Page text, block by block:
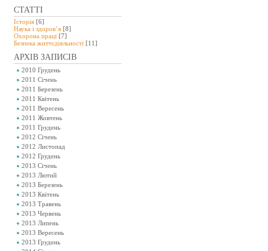
СТАТТІ
Історія [6]
Наука і здоров’я [8]
Охорона праці [7]
Безпeка життєдіяльності [11]
АРХІВ ЗАПИСІВ
2010 Грудень
2011 Січень
2011 Березень
2011 Квітень
2011 Вересень
2011 Жовтень
2011 Грудень
2012 Січень
2012 Листопад
2012 Грудень
2013 Січень
2013 Лютий
2013 Березень
2013 Квітень
2013 Травень
2013 Червень
2013 Липень
2013 Вересень
2013 Грудень